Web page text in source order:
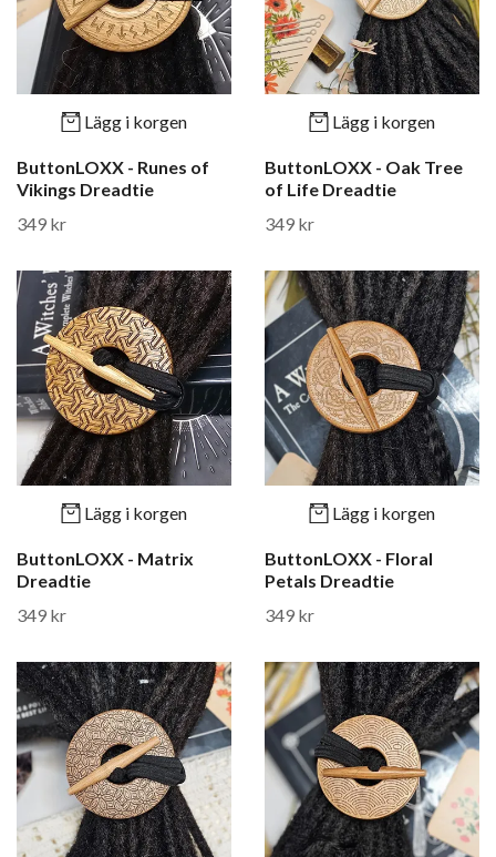
Lägg i korgen
ButtonLOXX - Runes of
Vikings Dreadtie
349 kr
Lägg i korgen
ButtonLOXX - Oak Tree
of Life Dreadtie
349 kr
Lägg i korgen
ButtonLOXX - Matrix
Dreadtie
349 kr
Lägg i korgen
ButtonLOXX - Floral
Petals Dreadtie
349 kr